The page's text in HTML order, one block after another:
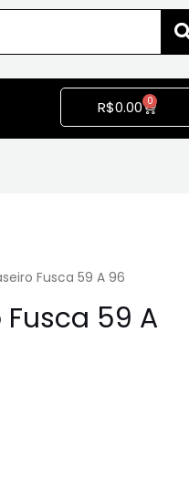
R$0.00 0
Fusca 59 A 96
59 A